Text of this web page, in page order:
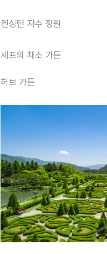
켄싱턴 자수 정원
셰프의 채소 가든
허브 가든